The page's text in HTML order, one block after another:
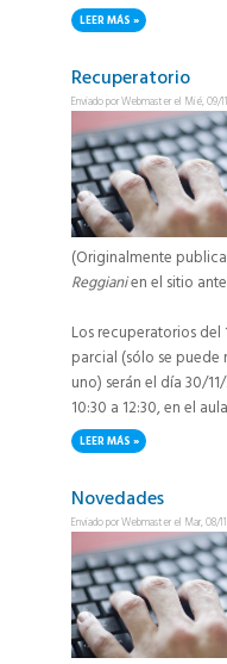
LEER MÁS SOBRE
Recuperatorio
Enviado porWebmasterel Mié, 09/
(Originalmente
Reggianien el sitio
Los recuperatorios del
parcial (sólo se puede
uno) serán el día 30/
10:30 a 12:30, en el
LEER MÁS SOBRE
Novedades
Enviado porWebmasterel Mar, 08/